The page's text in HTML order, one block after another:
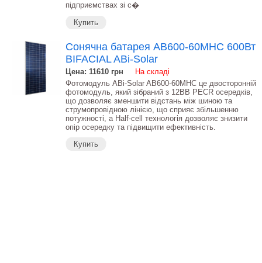
підприємствах зі с�
Купить
Сонячна батарея AB600-60MHC 600Вт
BIFACIAL ABi-Solar
Цена: 11610 грн
На складі
Фотомодуль ABi-Solar AB600-60MHC це двосторонній
фотомодуль, який зібраний з 12BB PECR осередків,
що дозволяє зменшити відстань між шиною та
струмопровідною лінією, що сприяє збільшенню
потужності, а Half-cell технологія дозволяє знизити
опір осередку та підвищити ефективність.
Купить